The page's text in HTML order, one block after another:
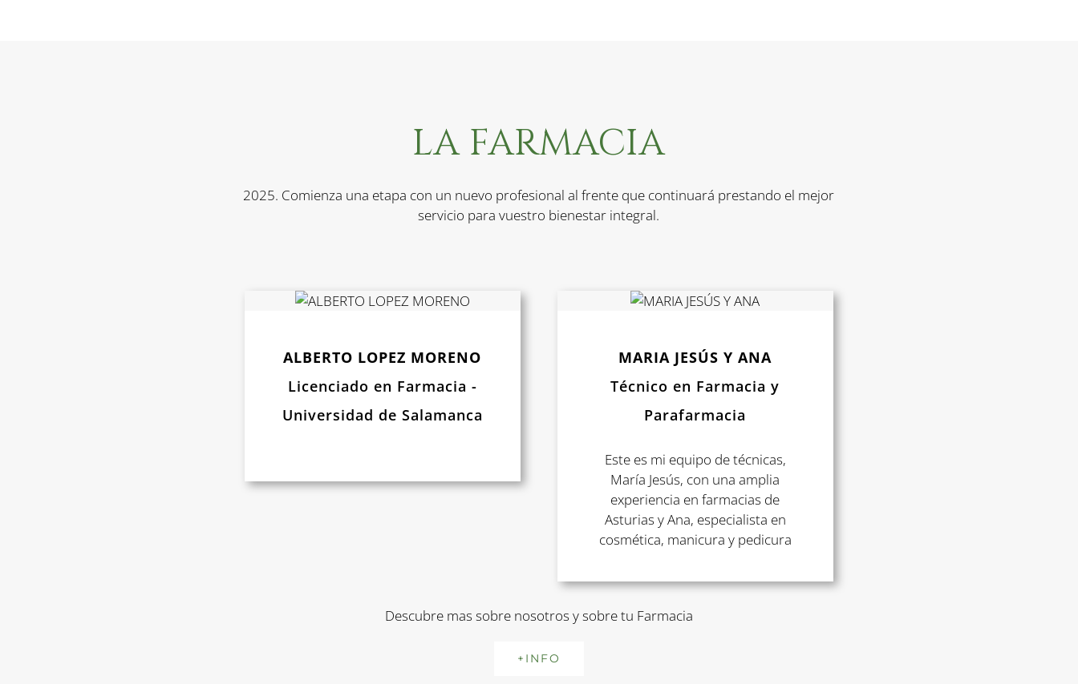
LA FARMACIA
2025. Comienza una etapa con un nuevo profesional al frente que continuará prestando el mejor
servicio para vuestro bienestar integral.
ALBERTO LOPEZ MORENO
Licenciado en Farmacia -
Universidad de Salamanca
MARIA JESÚS Y ANA
Técnico en Farmacia y
Parafarmacia
Este es mi equipo de técnicas,
María Jesús, con una amplia
experiencia en farmacias de
Asturias y Ana, especialista en
cosmética, manicura y pedicura
Descubre mas sobre nosotros y sobre tu Farmacia
+INFO